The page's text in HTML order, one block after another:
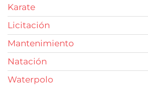
Karate
Licitación
Mantenimiento
Natación
Waterpolo